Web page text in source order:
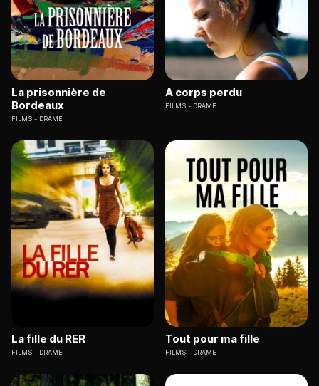
La prisonnière de
Bordeaux
FILMS DRAME
A corps perdu
FILMS DRAME
La fille du RER
FILMS DRAME
Tout pour ma fille
FILMS DRAME